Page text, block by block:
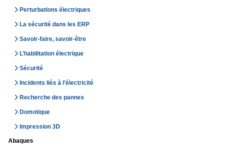
Perturbations électriques
La sécurité dans les ERP
Savoir-faire, savoir-être
L’habilitation électrique
Sécurité
Incidents liés à l’électricité
Recherche des pannes
Domotique
Impression 3D
Abaques